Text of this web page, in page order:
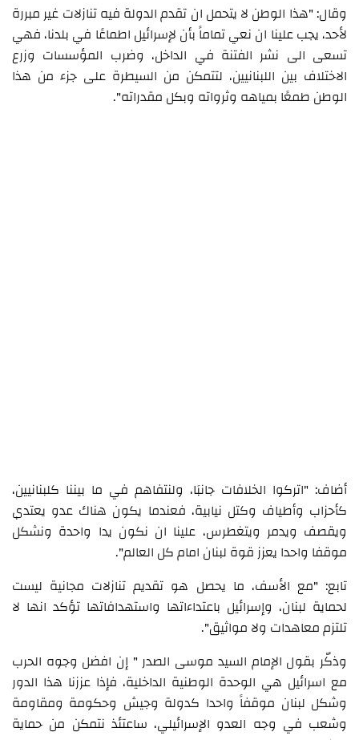
وقال: "هذا الوطن لا يتحمل ان تقدم الدولة فيه تنازلات غير مبررة
لأحد، يجب علينا ان نعي تماماً بأن لإسرائيل اطماعًا في بلدنا، فهي
تسعى الى نشر الفتنة في الداخل، وضرب المؤسسات وزرع
الاختلاف بين اللبنانيين، لتتمكن من السيطرة على جزء من هذا
الوطن طمعًا بمياهه وثرواته وبكل مقدراته".
أضاف: "اتركوا الخلافات جانبَا، ولنتفاهم في ما بيننا كلبنانيين،
كأحزاب وأطياف وكتل نيابية، فعندما يكون هناك عدو يعتدي
ويقصف ويدمر ويتغطرس، علينا ان نكون يدا واحدة ونشكل
موقفا واحدا يعزز قوة لبنان امام كل العالم".
تابع: "مع الأسف، ما يحصل هو تقديم تنازلات مجانية ليست
لحماية لبنان، وإسرائيل باعتداءاتها واستهدافاتها تؤكد انها لا
تلتزم معاهدات ولا مواثيق".
وذكّر بقول الإمام السيد موسى الصدر " إن افضل وجوه الحرب
مع اسرائيل هي الوحدة الوطنية الداخلية، فإذا عززنا هذا الدور
وشكل لبنان موقفاً واحدا كدولة وجيش وحكومة ومقاومة
وشعب في وجه العدو الإسرائيلي، ساعتئذ نتمكن من حماية